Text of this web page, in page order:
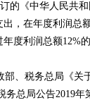
的《中华人民共
，在年度利润总
度利润总额12%
、税务总局《关
务总局公告2019